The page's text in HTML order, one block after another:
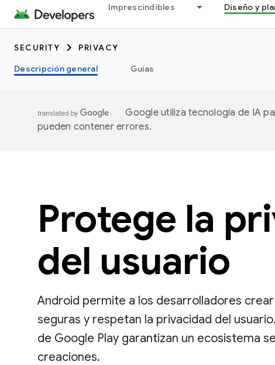
Imprescindibles Diseño y
SECURITY
PRIVACY
Descripción general
Guías
Google utiliza tecnología de IA
pueden contener errores.
Protege la
del usuario
Android permite a los desarrolladores
seguras y respetan la privacidad del
de Google Play garantizan un ecosistema
creaciones.